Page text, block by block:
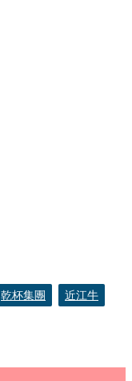
乾杯集團
近江牛